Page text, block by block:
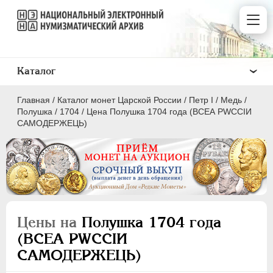
Главная / Каталог монет Царской России / Пeтр I / Медь /
Полушка / 1704 / Цена Полушка 1704 года (ВСЕА РWCСIИ
САМОДЕРЖЕЦЬ)
Цены на Полушка 1704 года
(ВСЕА РWCСIИ
САМОДЕРЖЕЦЬ)
Каталог
ПEТР I 1699 - 1725
Серебро
Медь
5 копеек